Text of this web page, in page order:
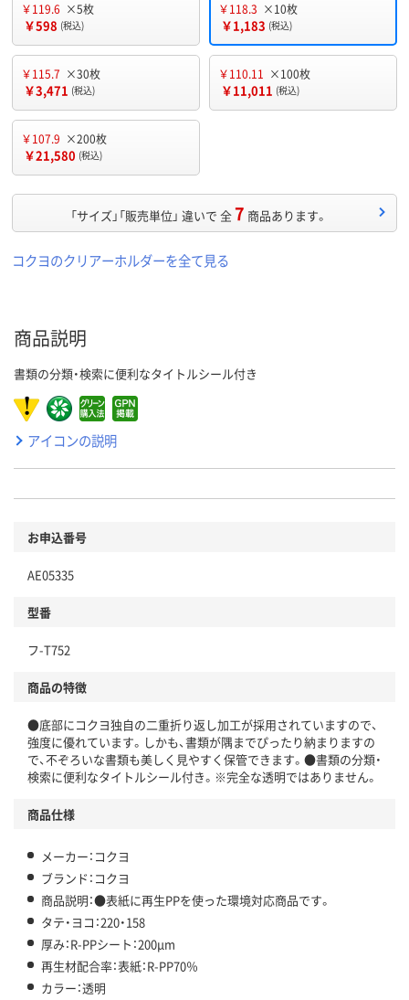
￥119.6 ×5枚
￥598 (税込)
￥118.3 ×10枚
￥1,183 (税込)
￥115.7 ×30枚
￥3,471 (税込)
￥110.11 ×100枚
￥11,011 (税込)
￥107.9 ×200枚
￥21,580 (税込)
「サイズ」「販売単位」 違いで 全7 商品あります。
コクヨのクリアーホルダーを全て見る
商品説明
書類の分類・検索に便利なタイトルシール付き
アイコンの説明
お申込番号
AE05335
型番
フ-T752
商品の特徴
●底部にコクヨ独自の二重折り返し加工が採用されていますので、
強度に優れています。しかも、書類が隅までぴったり納まりますの
で、不ぞろいな書類も美しく見やすく保管できます。●書類の分類・
検索に便利なタイトルシール付き。※完全な透明ではありません。
商品仕様
メーカー：コクヨ
ブランド：コクヨ
商品説明：●表紙に再生PPを使った環境対応商品です。
タテ・ヨコ：220・158
厚み：R-PPシート：200μm
再生材配合率：表紙：R-PP70％
カラー：透明